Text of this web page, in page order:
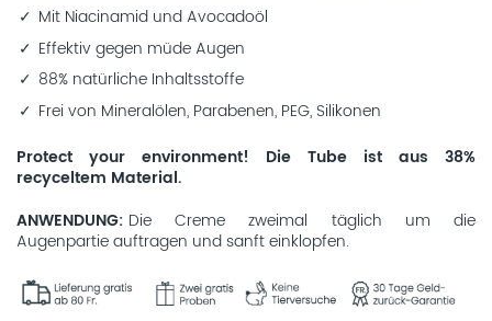
Mit Niacinamid und Avocadoöl
Effektiv gegen müde Augen
88% natürliche Inhaltsstoffe
Frei von Mineralölen, Parabenen, PEG, Silikonen
Protect your environment! Die Tube ist aus 38%
recyceltem Material.
ANWENDUNG Die Creme zweimal täglich um die
Augenpartie auftragen und sanft einklopfen.